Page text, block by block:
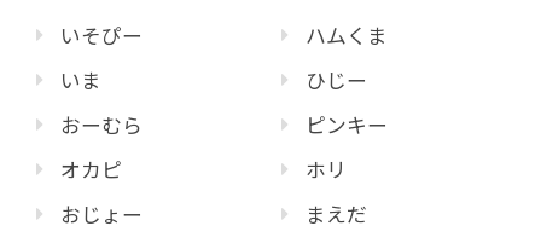
いそぴー
いま
おーむら
オカピ
おじょー
ハムくま
ひじー
ピンキー
ホリ
まえだ